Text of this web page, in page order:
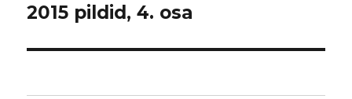
2015 pildid, 4. osa